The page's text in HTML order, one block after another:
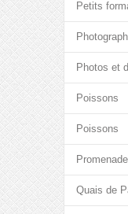
Petits
Photos et
Poissons
Poissons
Quais de